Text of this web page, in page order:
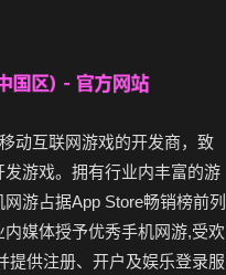
动互联网游戏的开发商，致
游戏。拥有行业内丰富的游
游占据App Store畅销榜前列
媒体授予优秀手机网游,受欢
提供注册、开户及娱乐登录服